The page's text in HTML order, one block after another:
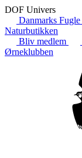
DOF Univers
Danmarks Fugle
Naturbutikken
Bliv medlem
Ørneklubben